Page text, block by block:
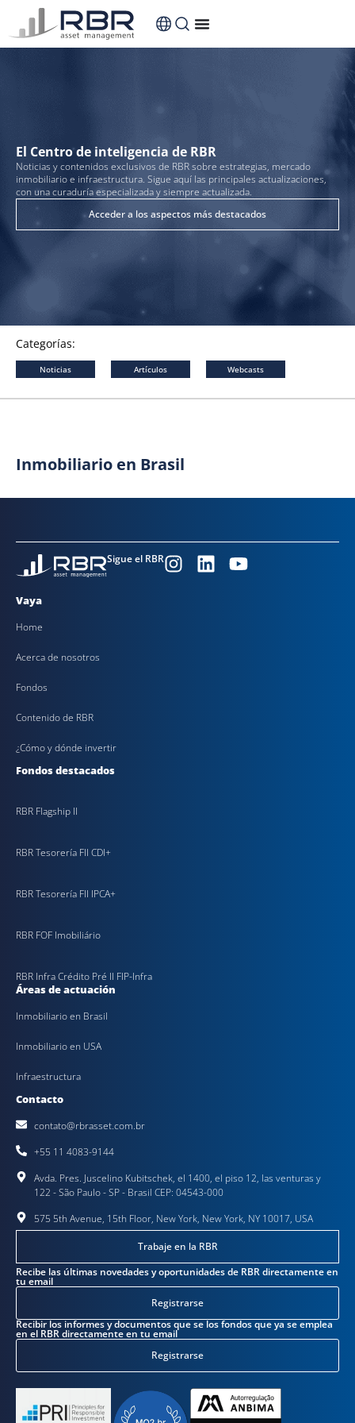
El Centro de inteligencia de RBR
Noticias y contenidos exclusivos de RBR sobre estrategias, mercado
inmobiliario e infraestructura. Sigue aquí las principales actualizaciones,
con una curaduría especializada y siempre actualizada.
Acceder a los aspectos más destacados
Categorías:
Noticias Artículos Webcasts
Inmobiliario en Brasil
Sigue el RBR
Vaya
Home
Acerca de nosotros
Fondos
Contenido de RBR
¿Cómo y dónde invertir
Fondos destacados
RBR Flagship II
RBR Tesorería FII CDI+
RBR Tesorería FII IPCA+
RBR FOF Imobiliário
RBR Infra Crédito Pré II FIP-Infra
Áreas de actuación
Inmobiliario en Brasil
Inmobiliario en USA
Infraestructura
Contacto
contato@rbrasset.com.br
+55 11 4083-9144
Avda. Pres. Juscelino Kubitschek, el 1400, el piso 12, las venturas y
122 - São Paulo - SP - Brasil CEP: 04543-000
575 5th Avenue, 15th Floor, New York, New York, NY 10017, USA
Trabaje en la RBR
Recibe las últimas novedades y oportunidades de RBR directamente en
tu email
Registrarse
Recibir los informes y documentos que se los fondos que ya se emplea
en el RBR directamente en tu email
Registrarse